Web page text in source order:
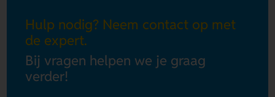
Hulp nodig? Neem contact op met
de expert.
Bij vragen helpen we je graag
verder!